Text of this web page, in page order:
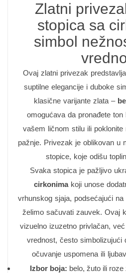
Zlatni
stopica sa
simbol
Ovaj zlatni privezak
suptilne elegancije i duboke
klasične varijante zlata –
omogućava da pronađete ton
vašem ličnom stilu ili
pažnje. Privezak je oblikovan u
stopice, koje odišu
Svaka stopica je pažljivo
cirkonimakoji unose
vrhunskog sjaja, podsećajući
želimo sačuvati zauvek. Ovaj
vizuelno izuzetno privlačan,
vrednost, često simbolizujući
očuvanje uspomena ili
Izbor boja: belo, žuto ili